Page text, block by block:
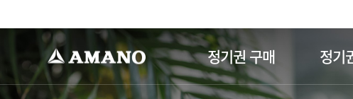
정기권 구매 정기